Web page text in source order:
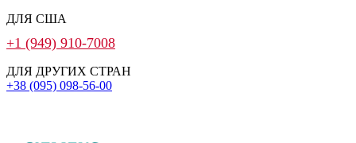
ДЛЯ США
+1 (949) 910-7008
ДЛЯ ДРУГИХ СТРАН
+38 (095) 098-56-00